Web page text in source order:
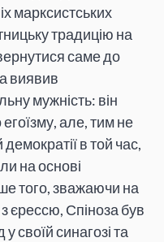
марксистських
традицію на
саме до
виявив
мужність: він
але, тим не
в той час,
на основі
того, зважаючи на
єрессю, Спіноза був
своїй синагозі та